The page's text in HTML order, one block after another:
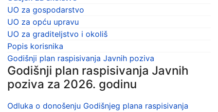
UO za gospodarstvo
UO za opću upravu
UO za graditeljstvo i okoliš
Popis korisnika
Godišnji plan raspisivanja Javnih poziva
Godišnji plan raspisivanja Javnih
poziva za 2026. godinu
Odluka o donošenju Godišnjeg plana raspisivanja